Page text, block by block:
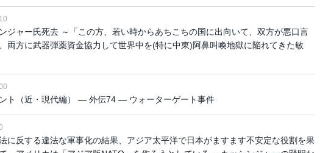
ジャー氏死去 ～「この方、若い時からあちこちの国に出向いて、双方が悪口言
両方に武器弾薬資金協力して世界中を(特に中東)阿鼻叫喚地獄に陥れてきた敏
ト（近・現代編） ― 外伝74 ― ウォーターゲート事件
に反する違法な軍事化の結果、アジア太平洋で日本がますます不安定な役割を果